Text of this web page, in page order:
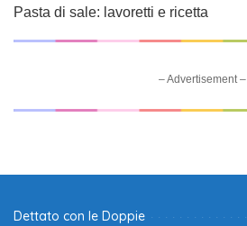
Pasta di sale: lavoretti e ricetta
– Advertisement –
Dettato con le Doppie